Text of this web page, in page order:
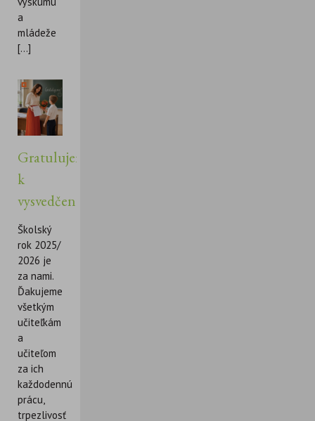
a
mládeže
[...]
Gratulujeme
k
vysvedčeniu!
Školský
rok 2025/
2026 je
za nami.
Ďakujeme
všetkým
učiteľkám
a
učiteľom
za ich
každodennú
prácu,
trpezlivosť